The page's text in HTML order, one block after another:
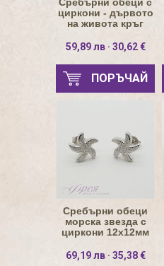
циркони - дървото
на живота кръг
59,89 лв · 30,62 €
ПОРЪЧАЙ
Сребърни обеци
морска звезда с
циркони 12х12мм
69,19 лв · 35,38 €